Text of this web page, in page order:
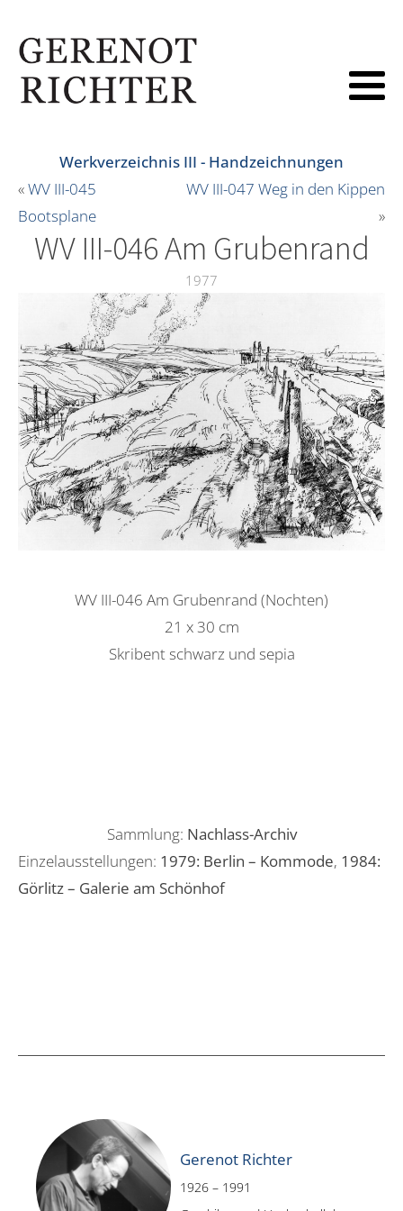
Werkverzeichnis III - Handzeichnungen
«WV III-045
Bootsplane
WV III-047 Weg in den Kippen
»
WV III-046 Am Grubenrand
1977
WV III-046 Am Grubenrand (Nochten)
21 x 30 cm
Skribent schwarz und sepia
Sammlung: Nachlass-Archiv
Einzelausstellungen: 1979: Berlin – Kommode, 1984:
Görlitz – Galerie am Schönhof
Gerenot Richter
1926 – 1991